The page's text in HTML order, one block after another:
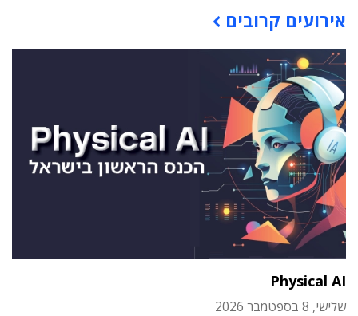
אירועים קרובים
Physical AI
שלישי, 8 בספטמבר 2026